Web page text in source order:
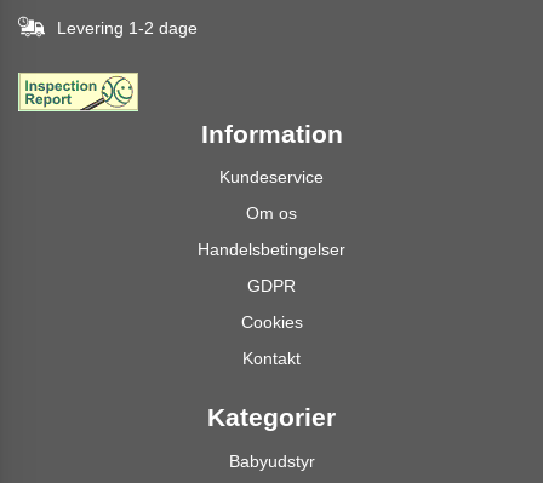
Levering 1-2 dage
Information
Kundeservice
Om os
Handelsbetingelser
GDPR
Cookies
Kontakt
Kategorier
Babyudstyr